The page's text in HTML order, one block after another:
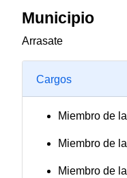
Municipio
Arrasate
Cargos
Miembro de la
Miembro de la
Miembro de la